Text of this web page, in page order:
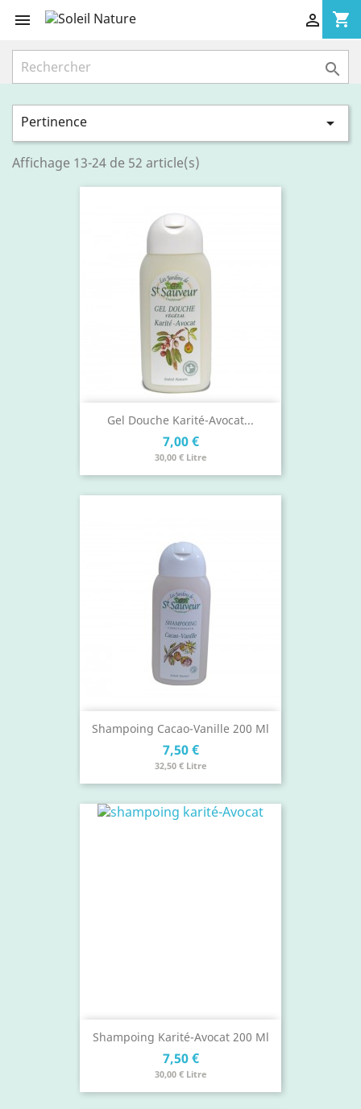
 shopping_cart


Pertinence 
Affichage 13-24 de 52 article(s)
Gel Douche Karité-Avocat...
Prix
7,00 €
30,00 € Litre
Shampoing Cacao-Vanille 200 Ml
Prix
7,50 €
32,50 € Litre
Shampoing Karité-Avocat 200 Ml
Prix
7,50 €
30,00 € Litre